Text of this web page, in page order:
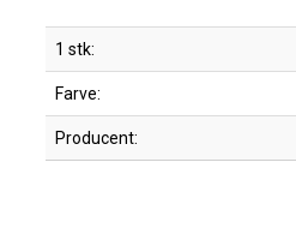
1 stk:
Farve:
Producent: